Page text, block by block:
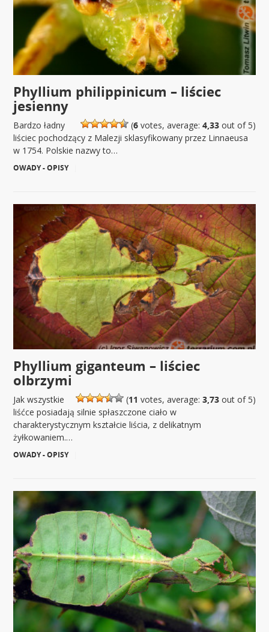
Phyllium philippinicum – liściec
jesienny
(6votes, average: 4,33out of 5)
Bardzo ładny
liściec pochodzący z Malezji sklasyfikowany przez Linnaeusa
w 1754. Polskie nazwy to…
OWADY - OPISY
Phyllium giganteum – liściec
olbrzymi
(11 votes, average: 3,73out of 5)
Jak wszystkie
liśćce posiadają silnie spłaszczone ciało w
charakterystycznym kształcie liścia, z delikatnym
żyłkowaniem.…
OWADY - OPISY